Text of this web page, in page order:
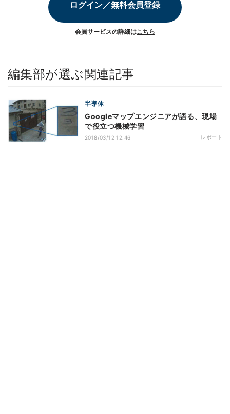
ログイン／無料会員登録
会員サービスの詳細はこちら
編集部が選ぶ関連記事
半導体
Googleマップエンジニアが語る、現場
で役立つ機械学習
2018/03/12 12:46 レポート